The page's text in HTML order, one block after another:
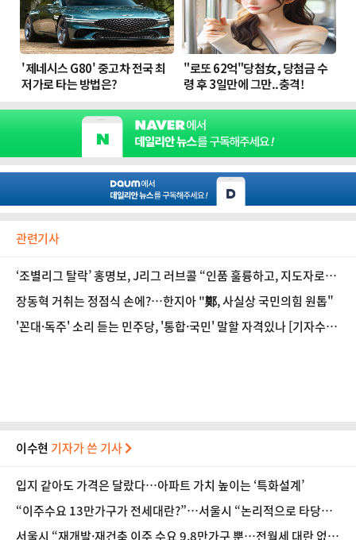
관련기사
‘조별리그 탈락’ 홍명보, J리그 러브콜 “인품 훌륭하고, 지도자로서
일류”
장동혁 거취는 정점식 손에?…한지아 "鄭, 사실상 국민의힘 원톱"
'꼰대·독주' 소리 듣는 민주당, '통합·국민' 말할 자격있나 [기자수
이수현 기자가 쓴 기사
입지 같아도 가격은 달랐다…아파트 가치 높이는 ‘특화설계’
“이주수요 13만가구가 전세대란?”…서울시 “논리적으로 타당하
지 않아”
서울시 “재개발·재건축 이주 수요 9.8만가구 뿐…전월세 대란 없